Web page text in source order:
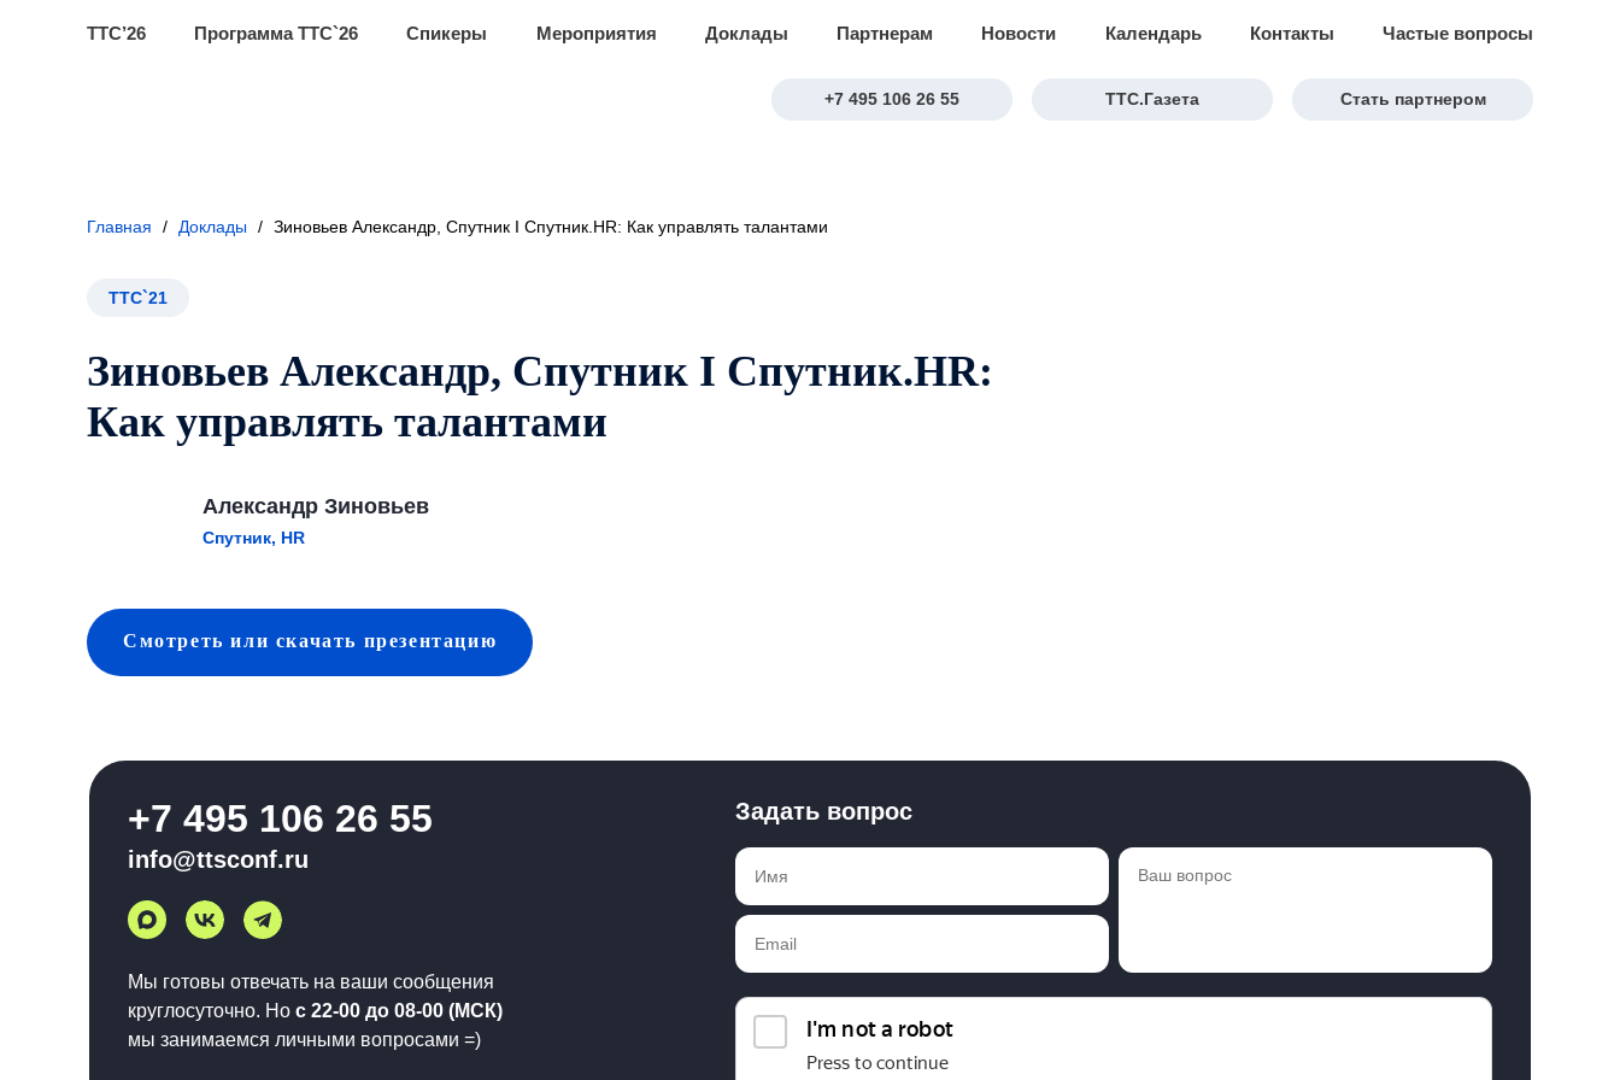
Стать партнером
ТТС.Газета
+7 495 106 26 55
ТТС’26 Программа ТТС`26 Спикеры Мероприятия Доклады Партнерам Новости Календарь Контакты Частые вопросы
Главная / Доклады / Зиновьев Александр, Спутник I Спутник.HR: Как управлять талантами
ТТС`21
Зиновьев Александр, Спутник I Спутник.HR:
Как управлять талантами
Александр Зиновьев
Спутник, HR
Смотретьили скачать презентацию
+7 495 106 26 55
info@ttsconf.ru
Мы готовы отвечать на ваши сообщения
круглосуточно. Но с 22-00 до 08-00 (МСК)
мы занимаемся личными вопросами =)
Задать вопрос